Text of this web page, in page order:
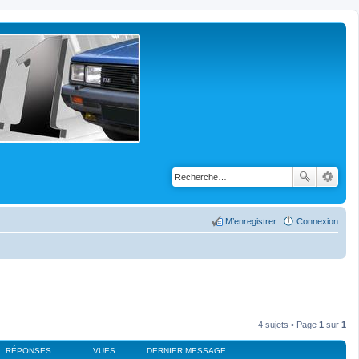
Connexion
M’enregistrer
4 sujets • Page 1 sur 1
RÉPONSES VUES DERNIER MESSAGE